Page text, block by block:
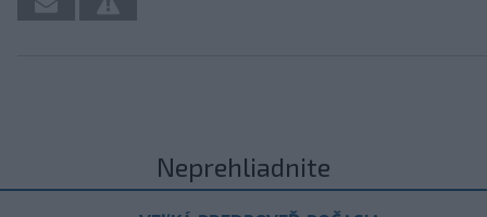
Neprehliadnite